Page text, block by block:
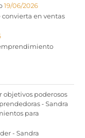
19/06/2026
en ventas
objetivos poderosos
- Sandra
para
- Sandra